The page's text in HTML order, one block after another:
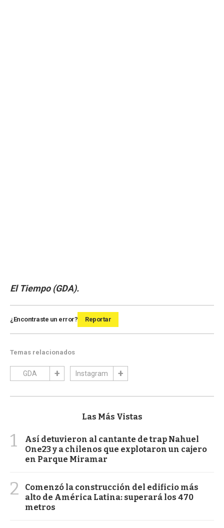
El Tiempo (GDA).
¿Encontraste un error? Reportar
Temas relacionados
GDA Instagram
Las Más Vistas
1
Así detuvieron al cantante de trap Nahuel
One23 y a chilenos que explotaron un cajero
en Parque Miramar
2
Comenzó la construcción del edificio más
alto de América Latina: superará los 470
metros